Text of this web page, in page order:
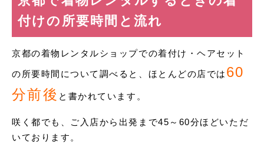
付けの所要時間と流れ
京都の着物レンタルショップでの着付け・ヘアセット
の所要時間について調べると、ほとんどの店では 60
分前後 と書かれています。
咲く都でも、ご入店から出発まで45～60分ほどいただ
いております。